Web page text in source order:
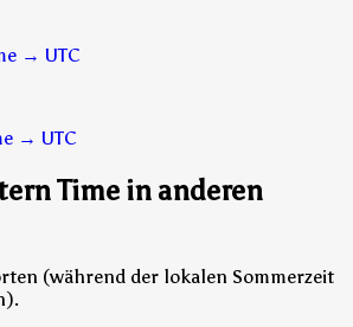
→ UTC
→ UTC
Time in anderen
(während der lokalen Sommerzeit